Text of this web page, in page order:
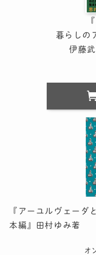
暮らしの
伊藤
『アーユルヴェー
本編』田村ゆみ著
オ